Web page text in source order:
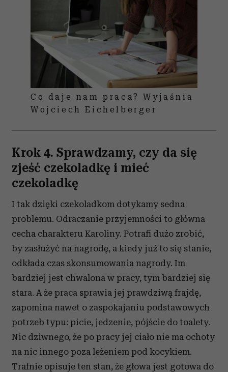
Co daje nam praca? Wyjaśnia
Wojciech Eichelberger
Krok 4. Sprawdzamy, czy da się
zjeść czekoladkę i mieć
czekoladkę
I tak dzięki czekoladkom dotykamy sedna
problemu. Odraczanie przyjemności to główna
cecha charakteru Karoliny. Potrafi dużo zrobić,
by zasłużyć na nagrodę, a kiedy już to się stanie,
odkłada czas skonsumowania nagrody. Im
bardziej jest chwalona w pracy, tym bardziej się
stara. A że praca sprawia jej prawdziwą frajdę,
zapomina nawet o zaspokajaniu podstawowych
potrzeb typu: picie, jedzenie, pójście do toalety.
Nic dziwnego, że po pracy jej ciało nie ma ochoty
na nic innego poza leżeniem pod kocykiem.
Trafnie opisuje ten stan, że głowa jest gotowa do